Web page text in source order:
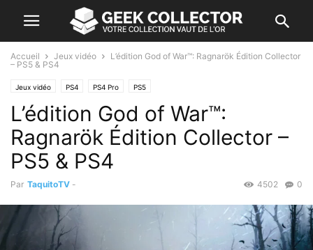
Accueil Jeux vidéo
L’édition God of War™: Ragnarök Édition Collector
– PS5 & PS4
Jeux vidéo PS4 PS4 Pro PS5
L’édition God of War™:
Ragnarök Édition Collector –
PS5 & PS4
Par TaquitoTV - 0
4502